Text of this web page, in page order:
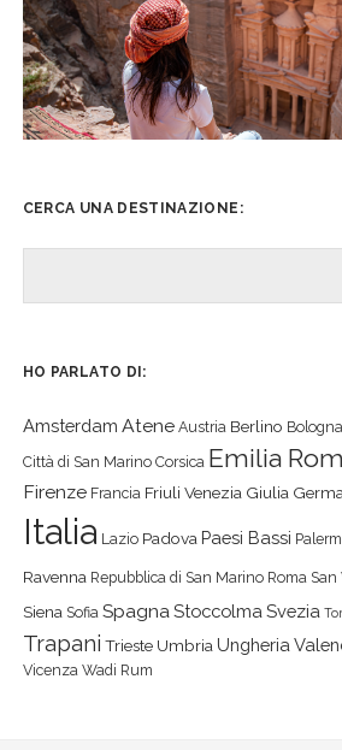
CERCA UNA DESTINAZIONE:
HO PARLATO DI:
Amsterdam Atene Austria Berlino Bologna
Città di San Marino Corsica Emilia
Firenze Francia Friuli Venezia Giulia
Italia Lazio Padova Paesi Bassi
Ravenna Repubblica di San Marino Roma San
Siena Sofia SpagnaStoccolma Svezia
Trapani Trieste Umbria Ungheria
Vicenza Wadi Rum